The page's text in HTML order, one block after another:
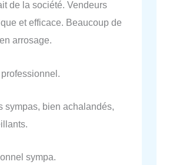
de la société. Vendeurs
et efficace. Beaucoup de
arrosage.
sympas, bien achalandés,
sympa.